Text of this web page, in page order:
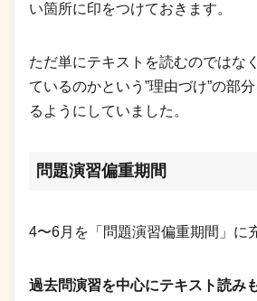
い箇所に印をつけておきます。
ただ単にテキストを読むのではな
ているのかという”理由づけ”の部
るようにしていました。
問題演習偏重期間
4〜6月を「問題演習偏重期間」に
過去問演習を中心にテキスト読み